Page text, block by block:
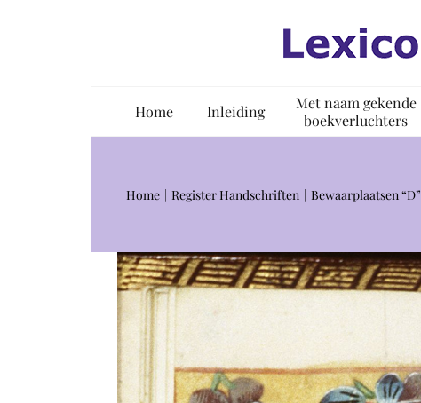
Home Inleiding
Met naam gekende
boekverluchters
Home Register Handschriften Bewaarplaatsen “D”